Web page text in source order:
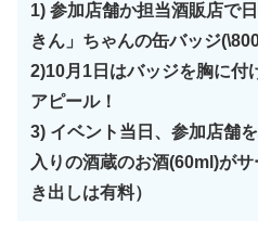
1) 参加店舗か担当酒販店で
きん」ちゃんの缶バッジ
2)10月1日はバッジを胸に付
アピール！
3) イベント当日、参加店舗
入りの酒蔵のお酒(60ml)が
き出しは有料）